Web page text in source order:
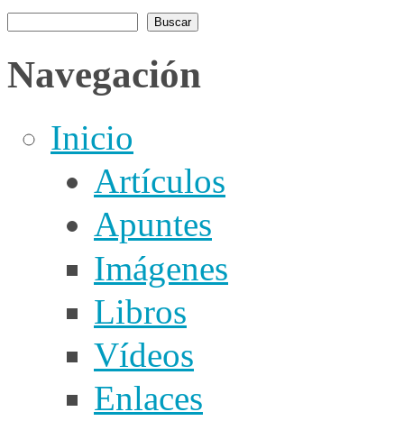
Formulario de búsqueda
Navegación
Inicio
Artículos
Apuntes
Imágenes
Libros
Vídeos
Enlaces